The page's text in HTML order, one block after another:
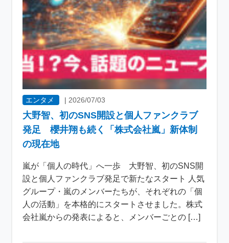
エンタメ |2026/07/03
大野智、初のSNS開設と個人ファンクラブ
発足 櫻井翔も続く「株式会社嵐」新体制
の現在地
嵐が「個人の時代」へ一歩 大野智、初のSNS開
設と個人ファンクラブ発足で新たなスタート 人気
グループ・嵐のメンバーたちが、それぞれの「個
人の活動」を本格的にスタートさせました。株式
会社嵐からの発表によると、メンバーごとの […]